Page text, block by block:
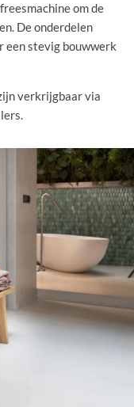
om de
De onderdelen
een stevig bouwwerk
verkrijgbaar via